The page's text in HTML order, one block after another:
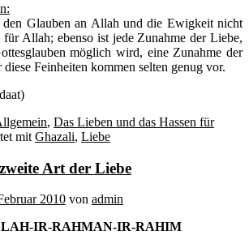
den Glauben an Allah und die Ewigkeit nicht
Allah; ebenso ist jede Zunahme der Liebe,
möglich wird, eine Zunahme der
Feinheiten kommen selten genug vor.
, Das Lieben und das Hassen für
mit Ghazali, Liebe
Art der Liebe
2010 von admin
IR-RAHMAN-IR-RAHIM